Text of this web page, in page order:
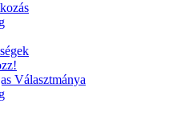
Választmánya